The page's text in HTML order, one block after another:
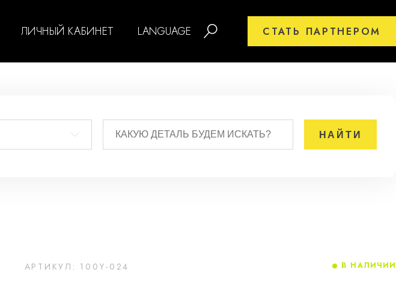
ЛИЧНЫЙ КАБИНЕТ LANGUAGE СТАТЬ ПАРТНЕРОМ
АРТИКУЛ: 100Y-024 В НАЛИЧИИ